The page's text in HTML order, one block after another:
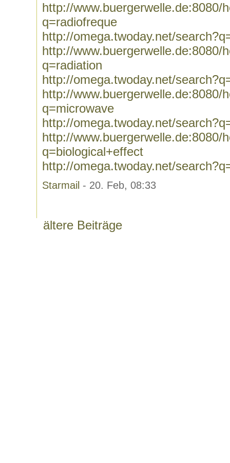
http://www.buergerwelle.de:8080/
q=radiofreque
http://omega.twoday.net/
http://www.buergerwelle.de:8080/
q=radiation
http://omega.twoday.net/
http://www.buergerwelle.de:8080/
q=microwave
http://omega.twoday.net/
http://www.buergerwelle.de:8080/
q=biological+effect
http://omega.twoday.net/
Starmail - 20. Feb, 08:33
ältere Beiträge